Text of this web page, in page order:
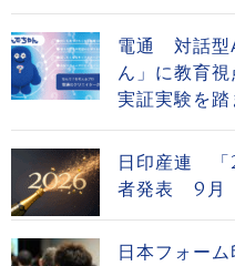
電通 対話型
ん」に教育
実証実験を踏
日印産連 「
者発表 9月
日本フォー